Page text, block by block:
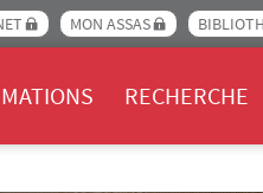
MON ASSAS
RECHERCHE